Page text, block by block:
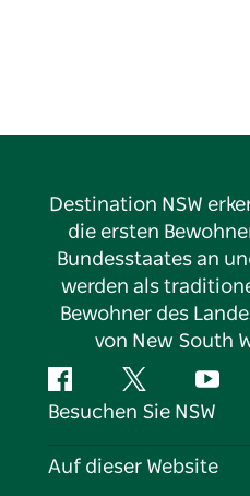
Destination NSW
die ersten
Bundesstaates an
werden als
Bewohner des
von New South
FacebookTwitter
Besuchen Sie NSW
Kontaktieren Sie uns
Auf dieser Website